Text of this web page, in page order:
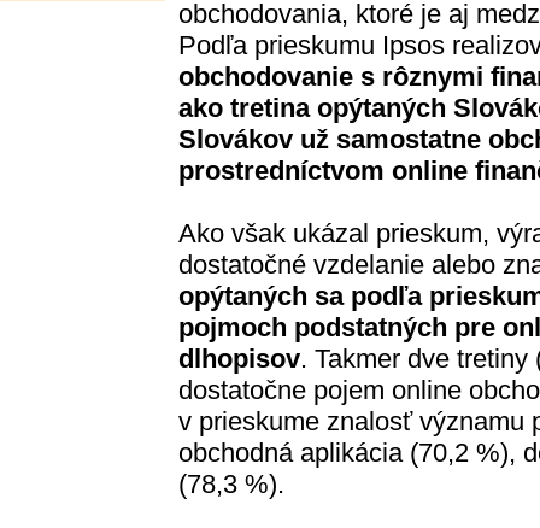
obchodovania, ktoré je aj
Podľa prieskumu Ipsos
obchodovanie s rôznymi
ako tretina opýtaných
Slovákov už samostatne
prostredníctvom online
Ako však ukázal prieskum,
dostatočné vzdelanie alebo
opýtaných sa podľa
pojmoch podstatných pre
dlhopisov. Takmer dve
dostatočne pojem online
v prieskume znalosť významu
obchodná aplikácia (70,2 %),
(78,3 %).